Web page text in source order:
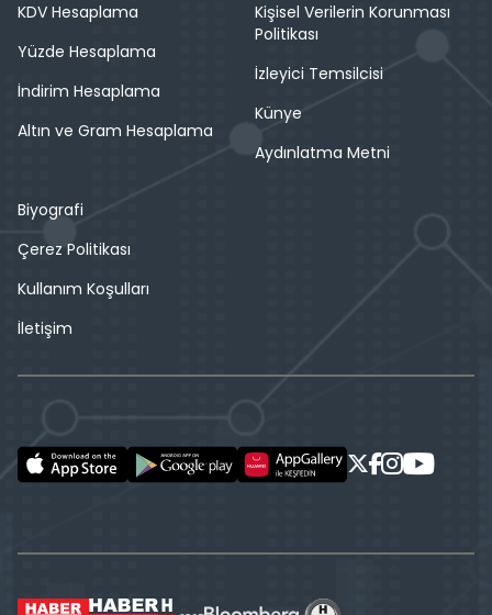
KDV Hesaplama
Yüzde Hesaplama
İndirim Hesaplama
Altın ve Gram Hesaplama
Kişisel Verilerin Korunması
Politikası
İzleyici Temsilcisi
Künye
Aydınlatma Metni
Biyografi
Çerez Politikası
Kullanım Koşulları
İletişim